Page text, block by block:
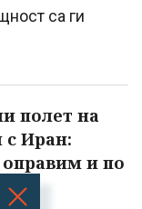
са ги
полет на
с Иран:
и по